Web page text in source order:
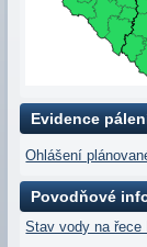
Evidence
Ohlášení
Povodňové
Stav vody na